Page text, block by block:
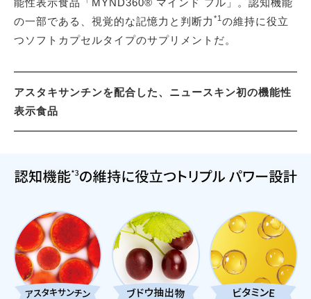
の一部である、視覚的な記憶力と判断力 *1 の維持に役立
つソフトカプセルタイプのサプリメントだ。
アスタキサンチンを配合した、ニュースキン初の機能性
表示食品